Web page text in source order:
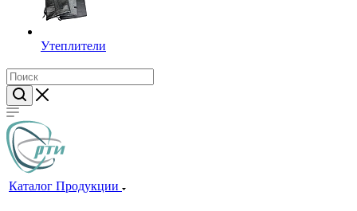
Утеплители
Каталог Продукции